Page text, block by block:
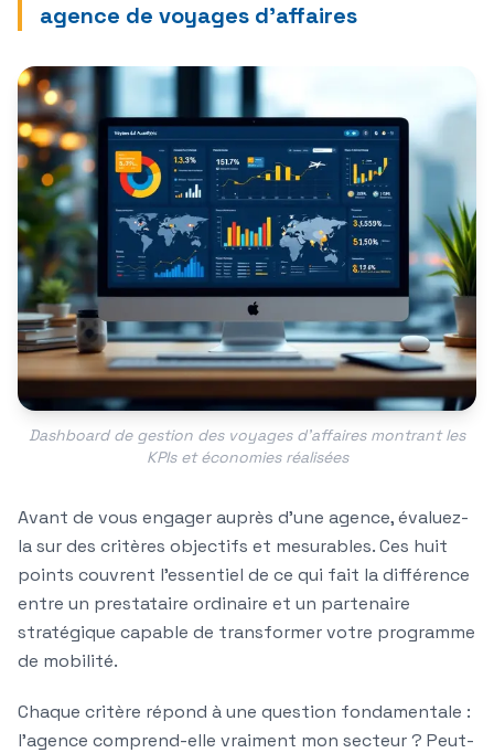
agence de voyages d'affaires
Dashboard de gestion des voyages d'affaires montrant les
KPIs et économies réalisées
Avant de vous engager auprès d'une agence, évaluez-
la sur des critères objectifs et mesurables. Ces huit
points couvrent l'essentiel de ce qui fait la différence
entre un prestataire ordinaire et un partenaire
stratégique capable de transformer votre programme
de mobilité.
Chaque critère répond à une question fondamentale :
l'agence comprend-elle vraiment mon secteur ? Peut-